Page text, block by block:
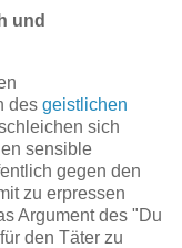
und
des geistlichen
sich
sensible
gegen den
zu erpressen
Argument des "Du
den Täter zu